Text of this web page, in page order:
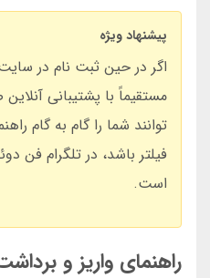
پیشنهاد ویژه
اگر در حین ثبت نام در
مستقیماً با پشتیبانی
توانند شما را گام به گام
فیلتر باشد، در تلگرام فن
است.
راهنمای واریز و